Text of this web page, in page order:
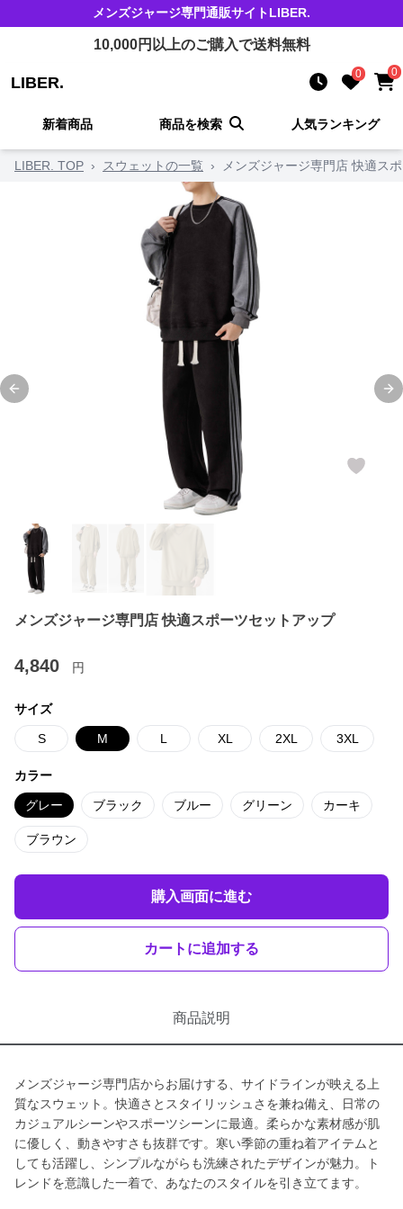
メンズジャージ専門通販サイトLIBER.
10,000円以上のご購入で送料無料
LIBER. 0 0
新着商品 商品を検索 人気ランキング
LIBER. TOP › スウェットの一覧 › メンズジャージ専門店 快適ス
Previous slide
メンズジャージ専門店 快適スポーツセットアップ
4,840 円
サイズ
S M L XL 2XL 3XL
カラー
グレー ブラック ブルー グリーン カーキ
ブラウン
購入画面に進む
カートに追加する
商品説明
メンズジャージ専門店からお届けする、サイドラインが映える上
質なスウェット。快適さとスタイリッシュさを兼ね備え、日常の
カジュアルシーンやスポーツシーンに最適。柔らかな素材感が肌
に優しく、動きやすさも抜群です。寒い季節の重ね着アイテムと
しても活躍し、シンプルながらも洗練されたデザインが魅力。ト
レンドを意識した一着で、あなたのスタイルを引き立てます。